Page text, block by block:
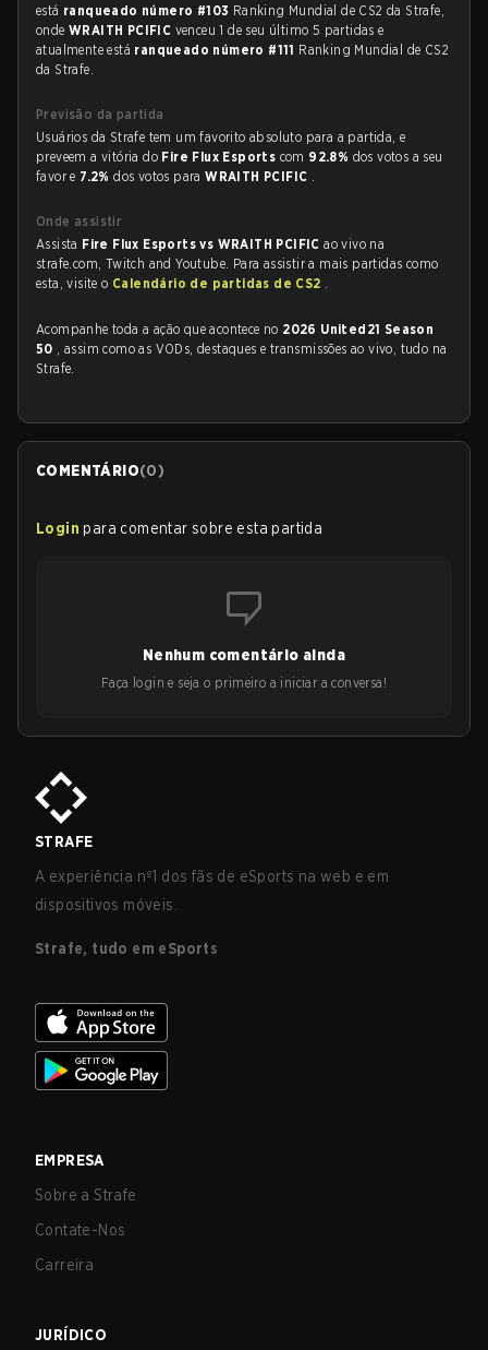
está ranqueado número #103 Ranking Mundial de CS2 da Strafe,
onde WRAITH PCIFIC venceu 1 de seu último 5 partidas e
atualmente está ranqueado número #111 Ranking Mundial de CS2
da Strafe.
Previsão da partida
Usuários da Strafe tem um favorito absoluto para a partida, e
preveem a vitória do Fire Flux Esports com 92.8% dos votos a seu
favor e 7.2%dos votos paraWRAITH PCIFIC .
Onde assistir
Assista Fire Flux Esports vs WRAITH PCIFICao vivo na
strafe.com, Twitch and Youtube. Para assistir a mais partidas como
esta, visite o Calendário de partidas de CS2 .
Acompanhe toda a ação que acontece no 2026 United21 Season
50 , assim como as VODs, destaques e transmissões ao vivo, tudo na
Strafe.
COMENTÁRIO(0)
Login para comentar sobre esta partida
Nenhum comentário ainda
Faça login e seja o primeiro a iniciar a conversa!
STRAFE
A experiência nº1 dos fãs de eSports na web e em
dispositivos móveis.
Strafe, tudo em eSports
EMPRESA
Sobre a Strafe
Contate-Nos
Carreira
JURÍDICO